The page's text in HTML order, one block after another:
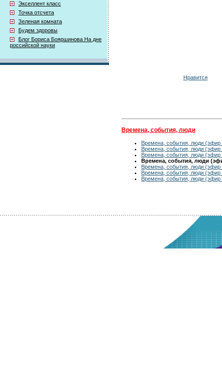
Экселлент класс
Точка отсчета
Зеленая комната
Будем здоровы
Блог Бориса Бояршинова На дне
российской науки
Нравится
Времена, события, люди
Времена, события, люди (эфир
Времена, события, люди (эфир
Времена, события, люди (эфир
Времена, события, люди
Времена, события, люди (эфир
Времена, события, люди (эфир
Времена, события, люди (эфир